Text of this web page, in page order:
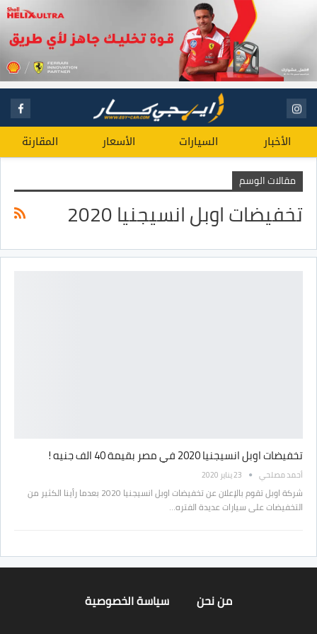
الأخبار السيارات الأسعار المقارنة
مقالات الوسم
تخفيضات اوبل انسيجنيا 2020
تخفيضات اوبل انسيجنيا 2020 في مصر بقيمة 40 الف جنيه !
أحمد مصلحي 23 يناير 2020
شركة اوبل تقوم بالإعلان عن تخفيضات اوبل انسيجنيا 2020 بعدما رأينا الكثير من
التخفيضات على سيارات عديدة الفتره…
من نحن سياسة الخصوصية